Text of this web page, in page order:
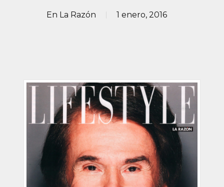
En La Razón 1 enero, 2016